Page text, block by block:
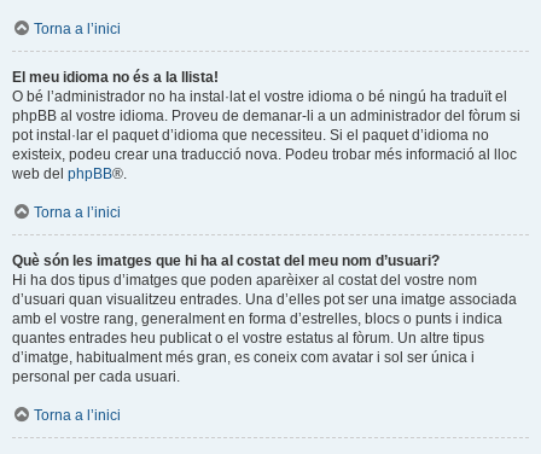
Torna a l’inici
El meu idioma no és a la llista!
O bé l’administrador no ha instal·lat el vostre idioma o bé ningú ha traduït el
phpBB al vostre idioma. Proveu de demanar-li a un administrador del fòrum si
pot instal·lar el paquet d’idioma que necessiteu. Si el paquet d’idioma no
existeix, podeu crear una traducció nova. Podeu trobar més informació al lloc
web del phpBB®.
Torna a l’inici
Què són les imatges que hi ha al costat del meu nom d’usuari?
Hi ha dos tipus d’imatges que poden aparèixer al costat del vostre nom
d’usuari quan visualitzeu entrades. Una d’elles pot ser una imatge associada
amb el vostre rang, generalment en forma d’estrelles, blocs o punts i indica
quantes entrades heu publicat o el vostre estatus al fòrum. Un altre tipus
d’imatge, habitualment més gran, es coneix com avatar i sol ser única i
personal per cada usuari.
Torna a l’inici